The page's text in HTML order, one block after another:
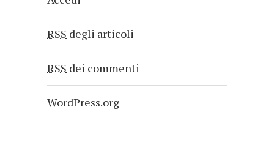
RSS degli articoli
RSS dei commenti
WordPress.org